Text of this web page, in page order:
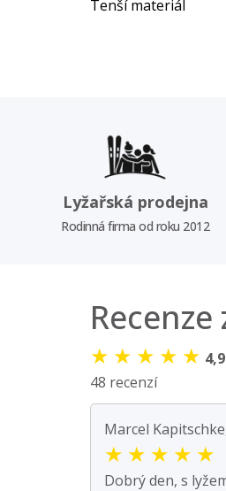
Tenší materiál
Lyžařská prodejna
Rodinná firma od roku 2012
★ ★ ★ ★ ★
48 recenzí
Marcel
★ ★ ★ ★ ★
Dobrý den, s